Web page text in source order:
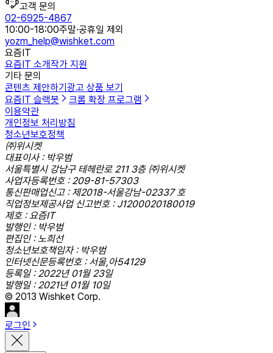
고객 문의
02-6925-4867
10:00-18:00주말·공휴일 제외
yozm_help@wishket.com
요즘IT
요즘IT 소개작가 지원
기타 문의
콘텐츠 제안하기 광고 상품 보기
요즘IT 슬랙봇
크롬 확장 프로그램
이용약관
개인정보 처리방침
청소년보호정책
㈜위시켓
대표이사 : 박우범
서울특별시 강남구 테헤란로 211 3층 ㈜위시켓
사업자등록번호 : 209-81-57303
통신판매업신고 : 제2018-서울강남-02337 호
직업정보제공사업 신고번호 : J1200020180019
제호 : 요즘IT
발행인 : 박우범
편집인 : 노희선
청소년보호책임자 : 박우범
인터넷신문등록번호 : 서울,아54129
등록일 : 2022년 01월 23일
발행일 : 2021년 01월 10일
© 2013 Wishket Corp.
로그인